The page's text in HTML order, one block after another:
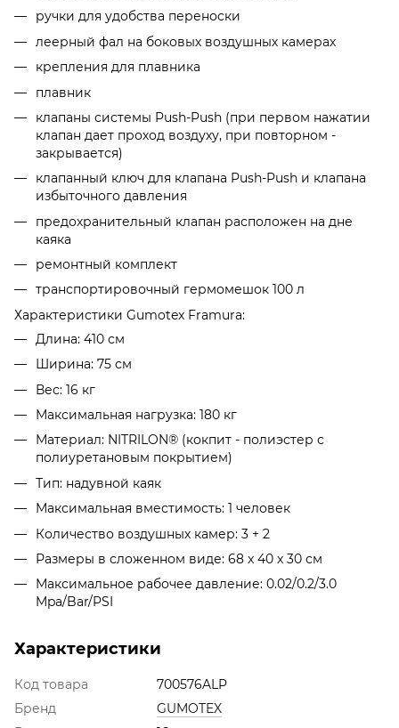
ручки для удобства переноски
леерный фал на боковых воздушных камерах
крепления для плавника
плавник
клапаны системы Push-Push (при первом нажатии
клапан дает проход воздуху, при повторном -
закрывается)
клапанный ключ для клапана Push-Push и клапана
избыточного давления
предохранительный клапан расположен на дне
каяка
ремонтный комплект
транспортировочный гермомешок 100 л
Характеристики Gumotex Framura:
Длина: 410 см
Ширина: 75 см
Вес: 16 кг
Максимальная нагрузка: 180 кг
Материал: NITRILON® (кокпит - полиэстер с
полиуретановым покрытием)
Тип: надувной каяк
Максимальная вместимость: 1 человек
Количество воздушных камер: 3 + 2
Размеры в сложенном виде: 68 x 40 x 30 см
Максимальное рабочее давление: 0.02/0.2/3.0
Mpa/Bar/PSI
Характеристики
Код товара
700576ALP
Бренд
GUMOTEX